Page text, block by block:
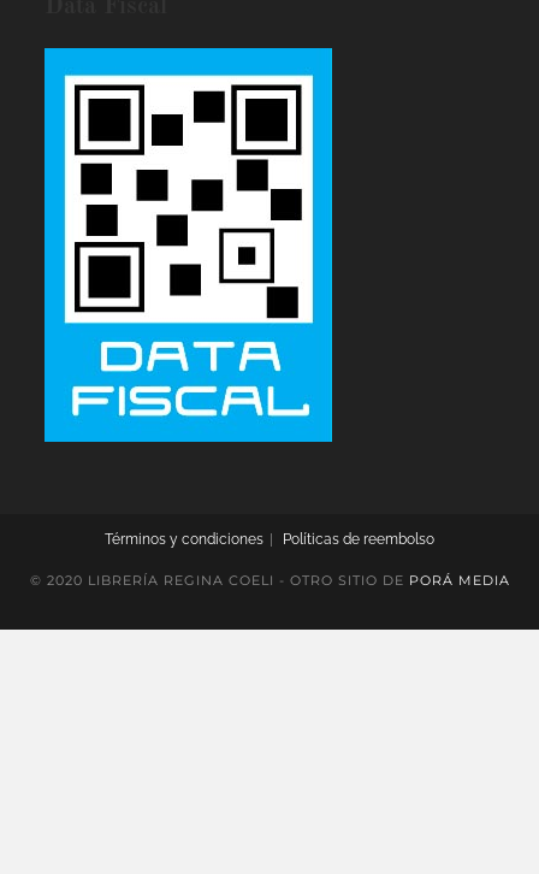
Términos y condiciones Políticas de reembolso
© 2020 LIBRERÍA REGINA COELI - OTRO SITIO DE PORÁ MEDIA